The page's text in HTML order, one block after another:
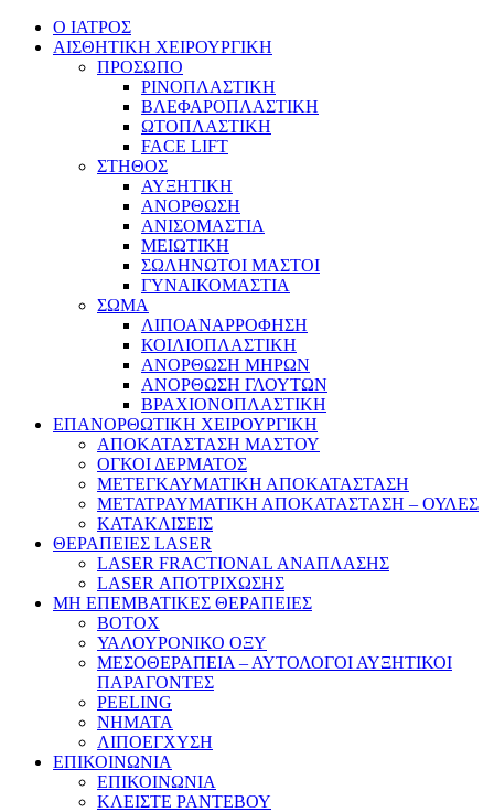
Ο ΙΑΤΡΟΣ
ΑΙΣΘΗΤΙΚΗ ΧΕΙΡΟΥΡΓΙΚΗ
ΠΡΟΣΩΠΟ
ΡΙΝΟΠΛΑΣΤΙΚΗ
ΒΛΕΦΑΡΟΠΛΑΣΤΙΚΗ
ΩΤΟΠΛΑΣΤΙΚΗ
FACE LIFT
ΣΤΗΘΟΣ
ΑΥΞΗΤΙΚΗ
ΑΝΟΡΘΩΣΗ
ΑΝΙΣΟΜΑΣΤΙΑ
ΜΕΙΩΤΙΚΗ
ΣΩΛΗΝΩΤΟΙ ΜΑΣΤΟΙ
ΓΥΝΑΙΚΟΜΑΣΤΙΑ
ΣΩΜΑ
ΛΙΠΟΑΝΑΡΡΟΦΗΣΗ
ΚΟΙΛΙΟΠΛΑΣΤΙΚΗ
ΑΝΟΡΘΩΣΗ ΜΗΡΩΝ
ΑΝΟΡΘΩΣΗ ΓΛΟΥΤΩΝ
ΒΡΑΧΙΟΝΟΠΛΑΣΤΙΚΗ
ΕΠΑΝΟΡΘΩΤΙΚΗ ΧΕΙΡΟΥΡΓΙΚΗ
ΑΠΟΚΑΤΑΣΤΑΣΗ ΜΑΣΤΟΥ
ΟΓΚΟΙ ΔΕΡΜΑΤΟΣ
ΜΕΤΕΓΚΑΥΜΑΤΙΚΗ ΑΠΟΚΑΤΑΣΤΑΣΗ
ΜΕΤΑΤΡΑΥΜΑΤΙΚΗ ΑΠΟΚΑΤΑΣΤΑΣΗ – ΟΥΛΕΣ
ΚΑΤΑΚΛΙΣΕΙΣ
ΘΕΡΑΠΕΙΕΣ LASER
LASER FRACTIONAL ΑΝΑΠΛΑΣΗΣ
LASER ΑΠΟΤΡΙΧΩΣΗΣ
ΜΗ ΕΠΕΜΒΑΤΙΚΕΣ ΘΕΡΑΠΕΙΕΣ
ΒΟΤΟΧ
ΥΑΛΟΥΡΟΝΙΚΟ ΟΞΥ
ΜΕΣΟΘΕΡΑΠΕΙΑ – ΑΥΤΟΛΟΓΟΙ ΑΥΞΗΤΙΚΟΙ
ΠΑΡΑΓΟΝΤΕΣ
PEELING
ΝΗΜΑΤΑ
ΛΙΠΟΕΓΧΥΣΗ
ΕΠΙΚΟΙΝΩΝΙΑ
ΕΠΙΚΟΙΝΩΝΙΑ
ΚΛΕΙΣΤΕ ΡΑΝΤΕΒΟΥ